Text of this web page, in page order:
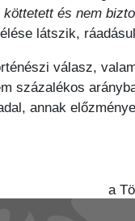
és nem
látszik,
válasz,
százalékos
annak
a